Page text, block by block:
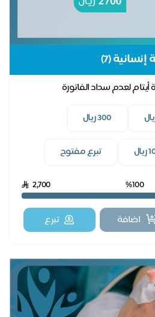
(7)
لعدم سداد الفاتورة
تبرع مفتوح
%100
2,700
تبرع